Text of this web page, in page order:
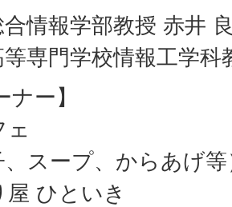
情報学部教授 赤井
専門学校情報工学科
ナー】
ェ
、スープ、からあげ
屋 ひといき